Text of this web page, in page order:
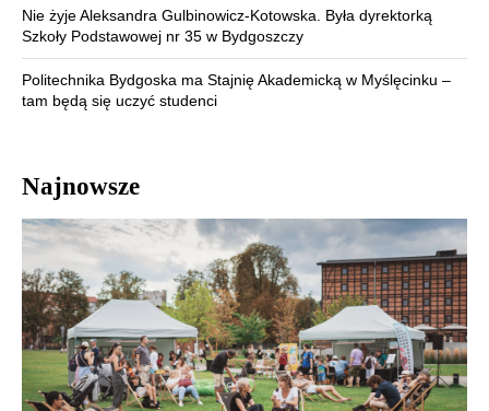
Nie żyje Aleksandra Gulbinowicz-Kotowska. Była dyrektorką
Szkoły Podstawowej nr 35 w Bydgoszczy
Politechnika Bydgoska ma Stajnię Akademicką w Myślęcinku –
tam będą się uczyć studenci
Najnowsze